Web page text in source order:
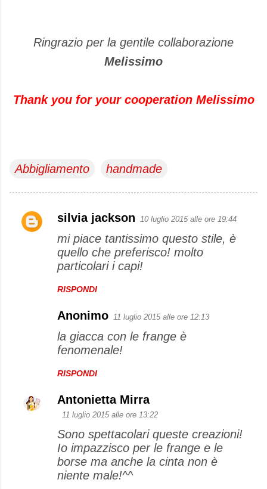
Ringrazio per la gentile collaborazione
Melissimo
Thank you for your cooperation Melissimo
Abbigliamento handmade
C
silvia jackson 10 luglio 2015 alle ore 19:44
mi piace tantissimo questo stile, è
quello che preferisco! molto
particolari i capi!
RISPONDI
Anonimo 11 luglio 2015 alle ore 12:13
la giacca con le frange è
fenomenale!
RISPONDI
Antonietta Mirra
11 luglio 2015 alle ore 13:22
Sono spettacolari queste creazioni!
Io impazzisco per le frange e le
borse ma anche la cinta non è
niente male!^^